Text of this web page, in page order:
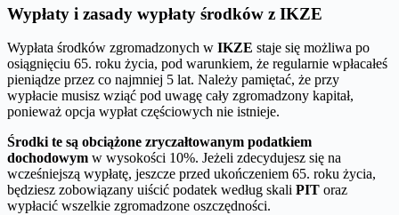
Wypłaty i zasady wypłaty środków z IKZE
Wypłata środków zgromadzonych w IKZE staje się możliwa po
osiągnięciu 65. roku życia, pod warunkiem, że regularnie wpłacałeś
pieniądze przez co najmniej 5 lat. Należy pamiętać, że przy
wypłacie musisz wziąć pod uwagę cały zgromadzony kapitał,
ponieważ opcja wypłat częściowych nie istnieje.
Środki te są obciążone zryczałtowanym podatkiem
dochodowym w wysokości 10%. Jeżeli zdecydujesz się na
wcześniejszą wypłatę, jeszcze przed ukończeniem 65. roku życia,
będziesz zobowiązany uiścić podatek według skali PIT oraz
wypłacić wszelkie zgromadzone oszczędności.